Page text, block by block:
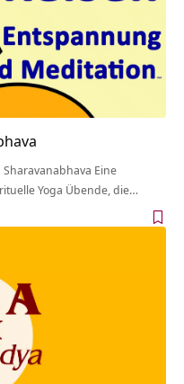
Eine
Yoga Übende, die…